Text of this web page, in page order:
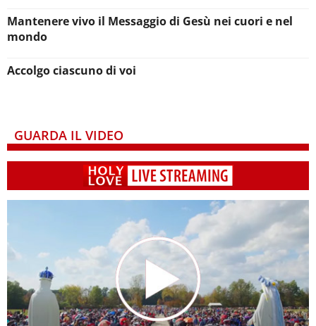
Mantenere vivo il Messaggio di Gesù nei cuori e nel
mondo
Accolgo ciascuno di voi
GUARDA IL VIDEO